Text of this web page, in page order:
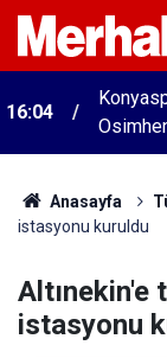
16:04
Anasayfa
istasyonu kuruldu
Altınekin'e
istasyonu